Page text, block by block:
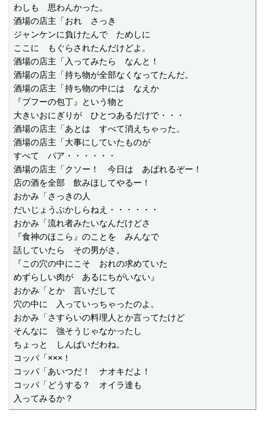
わしも　思わんかった。
酒場の店主「おれ　さっき
ジャンケンに負けたんで　ためしに
ここに　もぐらされたんだけどよ。
酒場の店主「入ってみたら　なんと！
酒場の店主「持ち物が全部なくなってたんだ。
酒場の店主「持ち物の中には　なえか
『ブフーの包丁』という物と
大きいおにぎりが　ひとつあるだけで・・・
酒場の店主「あとは　すべて消えちゃった。
酒場の店主「大事にしていたものが
すべて　パア・・・・・・
酒場の店主「クソー！　今日は　あばれるぞー！
店の酒を全部　飲みほしてやるー！
おかみ「さっきの人
だいじょうぶかしらねえ・・・・・・
おかみ「流れ者みたいなんだけどさ
『食神のほこら』のことを　みんなで
話していたら　その男がさ。
『この穴の中にこそ　おれの求めていた
めずらしい肉が　あるにちがいない』
おかみ「とか　言いだして
穴の中に　入っていっちゃったのよ。
おかみ「さすらいの料理人とか言ってたけど
そんなに　強そうじゃなかったし
ちょっと　しんぱいだわね。
コッパ「×××！
コッパ「あいつだ！　ナオキだよ！
コッパ「どうする？　オイラ達も
入ってみるか？